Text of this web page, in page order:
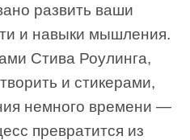
развить ваши
и навыки мышления.
Стива Роулинга,
и стикерами,
немного времени —
превратится из